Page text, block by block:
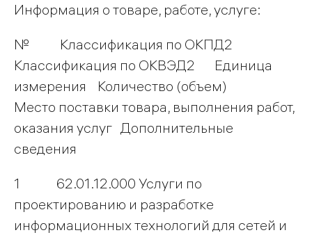
Информация о товаре, работе, услуге:
№ Классификация по ОКПД2
Классификация по ОКВЭД2 Единица
измерения Количество (объем)
Место поставки товара, выполнения работ,
оказания услуг Дополнительные
сведения
1 62.01.12.000 Услуги по
проектированию и разработке
информационных технологий для сетей и